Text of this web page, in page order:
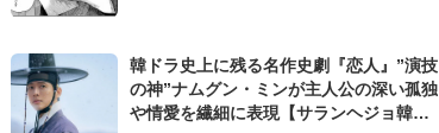
韓ドラ史上に残る名作史劇『恋人』”演技
の神”ナムグン・ミンが主人公の深い孤独
や情愛を繊細に表現【サランヘジョ韓ド